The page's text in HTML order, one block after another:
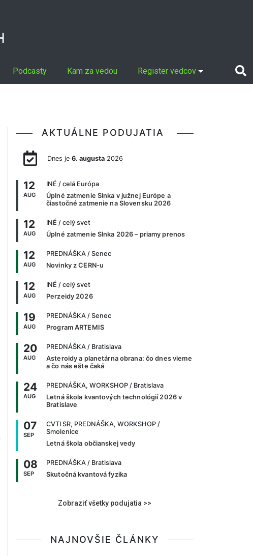
Podcasty Kam za vedou Register vedcov
AKTUÁLNE PODUJATIA
Dnes je 6. augusta2026
12
AUG
INÉ / celá Európa
Úplné zatmenie Slnka v južnej Európe a
čiastočné zatmenie na Slovensku 2026
12
AUG
INÉ / celý svet
Úplné zatmenie Slnka 2026 – priamy prenos
12
AUG
PREDNÁŠKA / Senec
Novinky z CERN-u
12
AUG
INÉ / celý svet
Perzeidy 2026
19
AUG
PREDNÁŠKA / Senec
Program ARTEMIS
20
AUG
PREDNÁŠKA / Bratislava
Asteroidy a planetárna obrana: čo dnes vieme
a čo nás ešte čaká
24
AUG
PREDNÁŠKA, WORKSHOP / Bratislava
Letná škola kvantových technológií 2026 v
Bratislave
07
SEP
CVTI SR, PREDNÁŠKA, WORKSHOP /
Smolenice
Letná škola občianskej vedy
08
SEP
PREDNÁŠKA / Bratislava
Skutočná kvantová fyzika
Zobraziť všetky podujatia >>
NAJNOVŠIE ČLÁNKY